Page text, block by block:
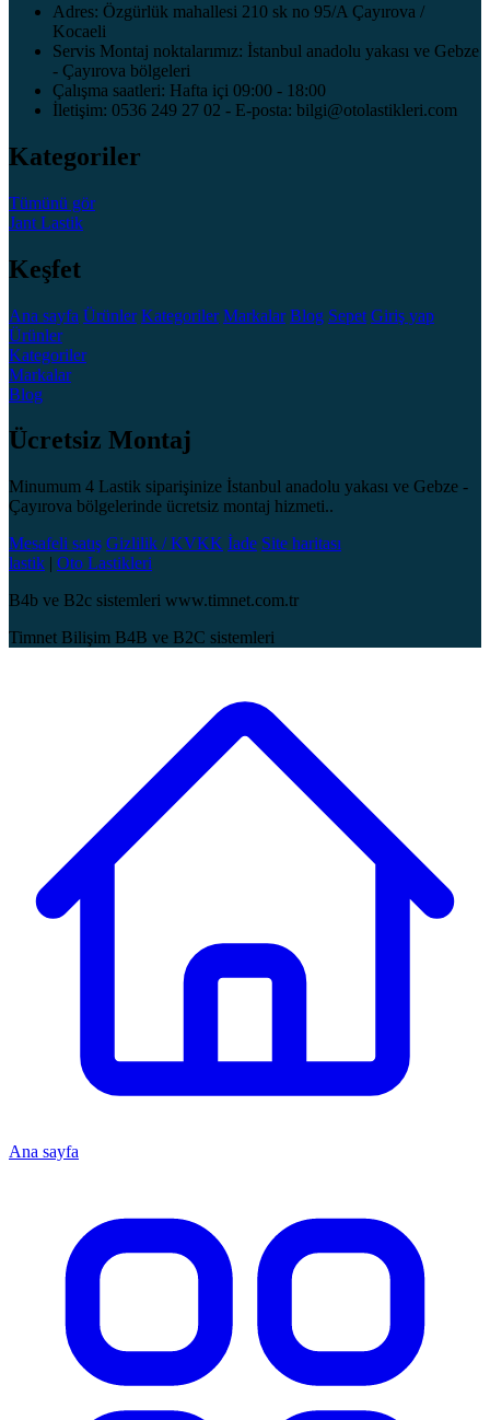
Adres: Özgürlük mahallesi 210 sk no 95/A Çayırova /
Kocaeli
Servis Montaj noktalarımız: İstanbul anadolu yakası ve Gebze
- Çayırova bölgeleri
Çalışma saatleri: Hafta içi 09:00 - 18:00
İletişim: 0536 249 27 02 - E-posta: bilgi@otolastikleri.com
Kategoriler
Tümünü gör
Jant Lastik
Keşfet
Ana sayfa Ürünler Kategoriler Markalar Blog Sepet Giriş yap
Ürünler
Kategoriler
Markalar
Blog
Ücretsiz Montaj
Minumum 4 Lastik siparişinize İstanbul anadolu yakası ve Gebze -
Çayırova bölgelerinde ücretsiz montaj hizmeti..
Mesafeli satış Gizlilik / KVKK İade Site haritası
lastik | Oto Lastikleri
B4b ve B2c sistemleri www.timnet.com.tr
Timnet Bilişim B4B ve B2C sistemleri
Ana sayfa